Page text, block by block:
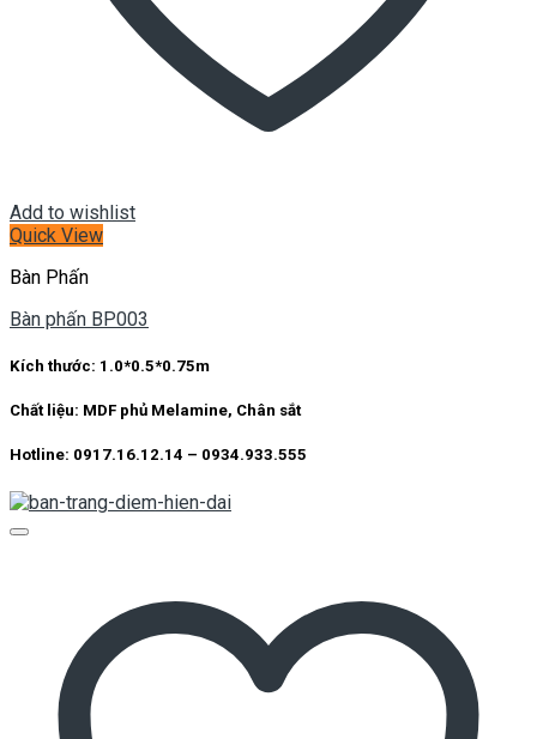
Add to wishlist
Quick View
Bàn Phấn
Bàn phấn BP003
Kích thước: 1.0*0.5*0.75m
Chất liệu: MDF phủ Melamine, Chân sắt
Hotline: 0917.16.12.14 – 0934.933.555